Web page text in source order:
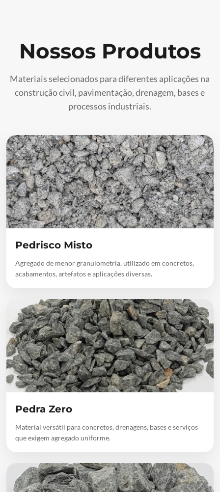
Nossos Produtos
Materiais selecionados para diferentes aplicações na
construção civil, pavimentação, drenagem, bases e
processos industriais.
Pedrisco Misto
Agregado de menor granulometria, utilizado em concretos,
acabamentos, artefatos e aplicações diversas.
Pedra Zero
Material versátil para concretos, drenagens, bases e serviços
que exigem agregado uniforme.